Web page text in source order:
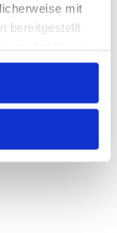
mit
bereitgestellt